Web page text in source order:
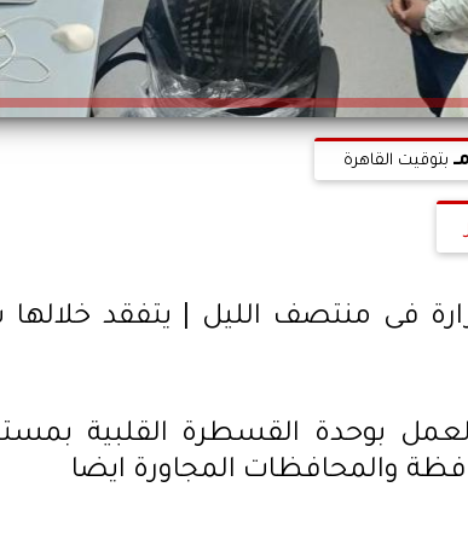
بتوقيت القاهرة
فى منتصف الليل | يتفقد
العمل بوحدة القسطرة القلبية
والمحافظات المجاورة ايضا